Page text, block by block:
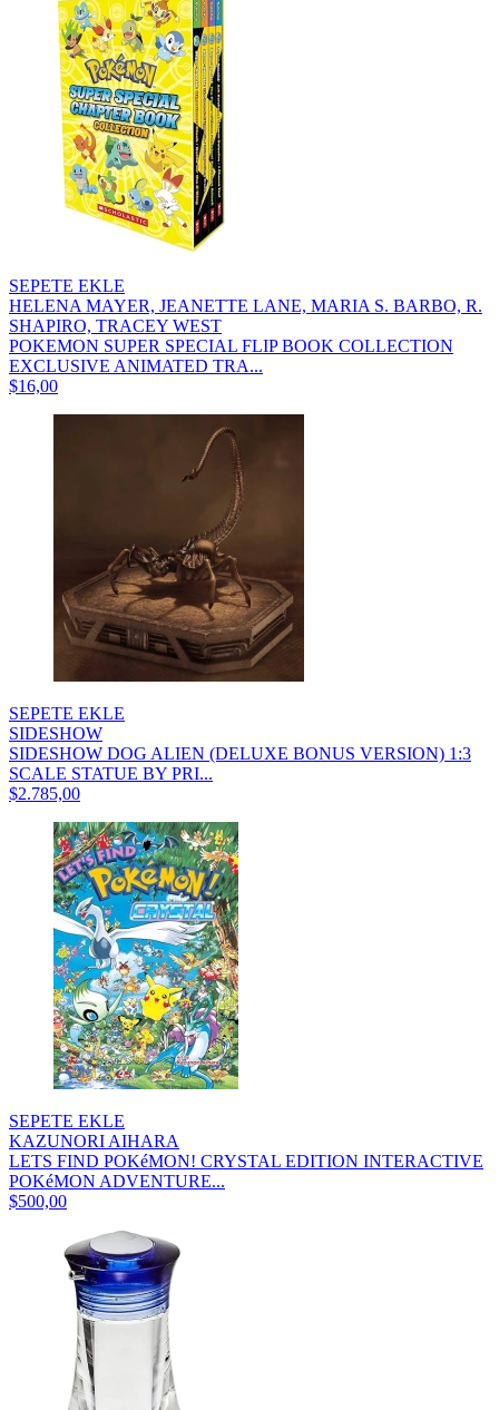
SEPETE EKLE
HELENA MAYER, JEANETTE LANE, MARIA S. BARBO, R.
SHAPIRO, TRACEY WEST
POKEMON SUPER SPECIAL FLIP BOOK COLLECTION
EXCLUSIVE ANIMATED TRA...
$16,00
SEPETE EKLE
SIDESHOW
SIDESHOW DOG ALIEN (DELUXE BONUS VERSION) 1:3
SCALE STATUE BY PRI...
$2.785,00
SEPETE EKLE
KAZUNORI AIHARA
LETS FIND POKéMON! CRYSTAL EDITION INTERACTIVE
POKéMON ADVENTURE...
$500,00